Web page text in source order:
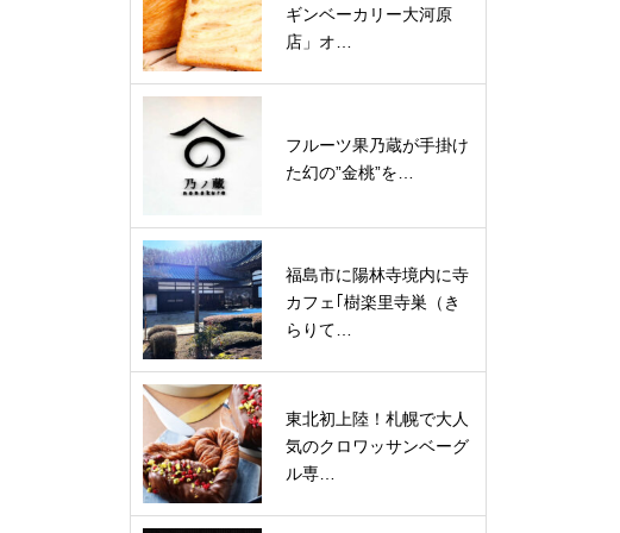
ギンベーカリー大河原
店」オ…
フルーツ果乃蔵が手掛け
た幻の”金桃”を…
福島市に陽林寺境内に寺
カフェ｢樹楽里寺巣（き
らりて…
東北初上陸！札幌で大人
気のクロワッサンベーグ
ル専…